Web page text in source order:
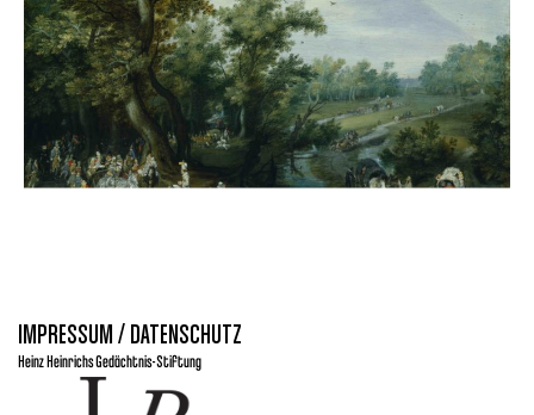
IMPRESSUM / DATENSCHUTZ
Heinz Heinrichs Gedächtnis-Stiftung